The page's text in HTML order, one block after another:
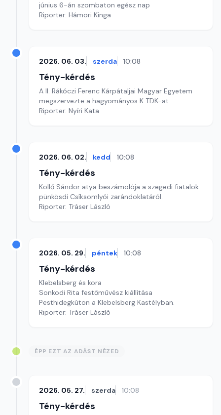
június 6-án szombaton egész nap
Riporter: Hámori Kinga
2026. 06. 03. szerda 10:08
Tény-kérdés
A II. Rákóczi Ferenc Kárpátaljai Magyar Egyetem
megszervezte a hagyományos K TDK-at
Riporter: Nyíri Kata
2026. 06. 02. kedd 10:08
Tény-kérdés
Köllő Sándor atya beszámolója a szegedi fiatalok
pünkösdi Csíksomlyói zarándoklatáról.
Riporter: Tráser László
2026. 05. 29. péntek 10:08
Tény-kérdés
Klebelsberg és kora
Sonkodi Rita festőművész kiállítása
Pesthidegkúton a Klebelsberg Kastélyban.
Riporter: Tráser László
ÉPP EZT AZ ADÁST NÉZED
2026. 05. 27. szerda 10:08
Tény-kérdés